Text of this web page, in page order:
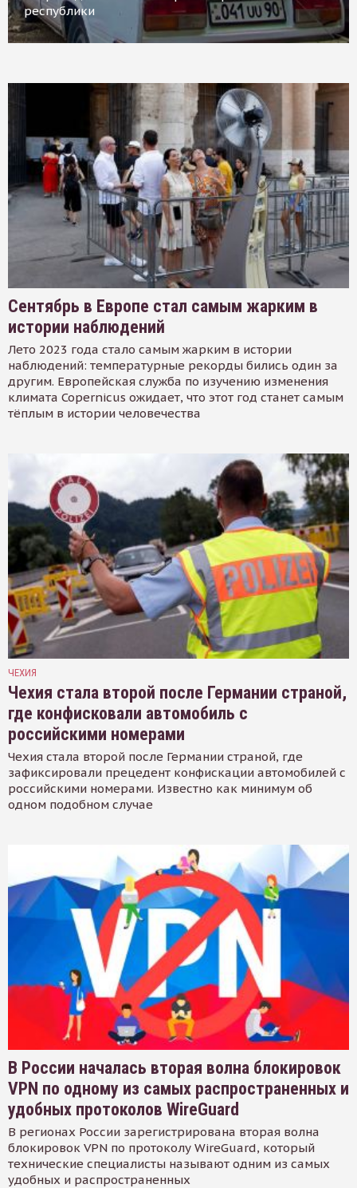
республики
Сентябрь в Европе стал самым жарким в
истории наблюдений
Лето 2023 года стало самым жарким в истории
наблюдений: температурные рекорды бились один за
другим. Европейская служба по изучению изменения
климата Copernicus ожидает, что этот год станет самым
тёплым в истории человечества
ЧЕХИЯ
Чехия стала второй после Германии страной,
где конфисковали автомобиль с
российскими номерами
Чехия стала второй после Германии страной, где
зафиксировали прецедент конфискации автомобилей с
российскими номерами. Известно как минимум об
одном подобном случае
В России началась вторая волна блокировок
VPN по одному из самых распространенных и
удобных протоколов WireGuard
В регионах России зарегистрирована вторая волна
блокировок VPN по протоколу WireGuard, который
технические специалисты называют одним из самых
удобных и распространенных